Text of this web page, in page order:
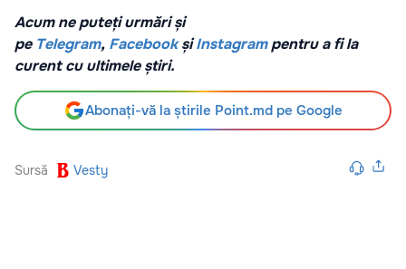
Acum ne puteți urmări și
pe Telegram, Facebook șiInstagrampentru a fi la
curent cu ultimele știri.
Abonați-vă la știrile Point.md pe Google
Sursă Vesty